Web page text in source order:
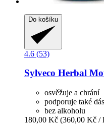
Do košíku
4.6 (53)
Sylveco Herbal
osvěžuje a chrání
podporuje také
bez alkoholu
180,00 Kč (360,00 Kč /